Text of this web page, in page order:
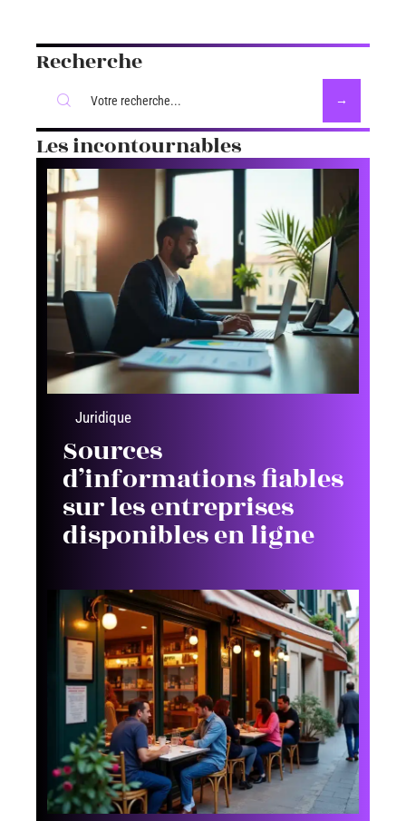
Recherche
Les incontournables
Juridique
Sources
d’informations fiables
sur les entreprises
disponibles en ligne